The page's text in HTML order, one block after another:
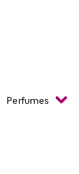
Perfumes